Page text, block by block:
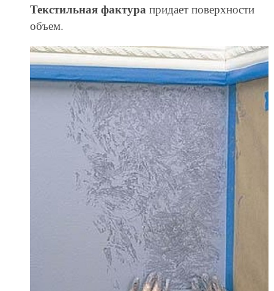
Текстильная фактурапридает поверхности
объем.